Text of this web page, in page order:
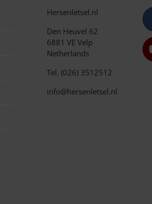
Hersenletsel.nl
Den Heuvel 62
6881 VE Velp
Netherlands
Tel. (026) 3512512
info@hersenletsel.nl